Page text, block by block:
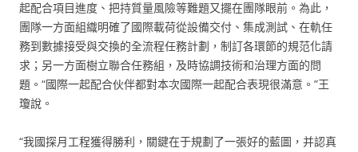
起配合項目進度、把持質量風險等難題又擺在團隊眼前。為此，
團隊一方面組織明確了國際載荷從設備交付、集成測試、在軌任
務到數據接受與交換的全流程任務計劃，制訂各環節的規范化請
求；另一方面樹立聯合任務組，及時協調技術和治理方面的問
題。“國際一起配合伙伴都對本次國際一起配合表現很滿意。”王
瓊說。
“我國探月工程獲得勝利，關鍵在于規劃了一張好的藍圖，并認真